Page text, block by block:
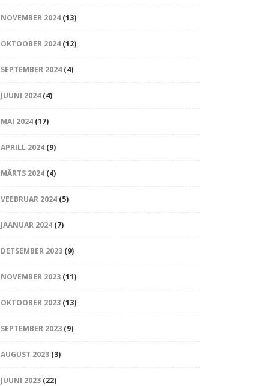
NOVEMBER 2024(13)
OKTOOBER 2024(12)
SEPTEMBER 2024(4)
JUUNI 2024(4)
MAI 2024(17)
APRILL 2024(9)
MÄRTS 2024(4)
VEEBRUAR 2024(5)
JAANUAR 2024(7)
DETSEMBER 2023(9)
NOVEMBER 2023(11)
OKTOOBER 2023(13)
SEPTEMBER 2023(9)
AUGUST 2023(3)
JUUNI 2023(22)